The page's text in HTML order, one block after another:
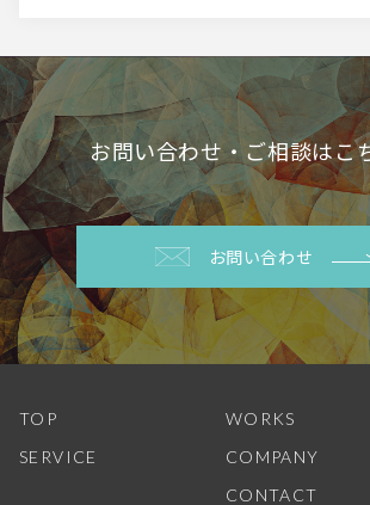
お問い合わせ・ご相談はこ
お問い合わせ
TOP
SERVICE
WORKS
COMPANY
CONTACT